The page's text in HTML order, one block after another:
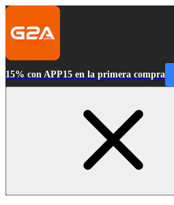
15% con APP15 en la primera compra